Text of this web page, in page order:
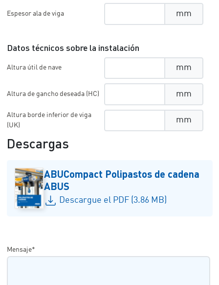
Espesor ala de viga mm
Datos técnicos sobre la instalación
Altura útil de nave mm
Altura de gancho deseada (HC) mm
Altura borde inferior de viga
(UK)
mm
Descargas
ABUCompact Polipastos de cadena
ABUS
Descargue el PDF (3.86 MB)
Mensaje*